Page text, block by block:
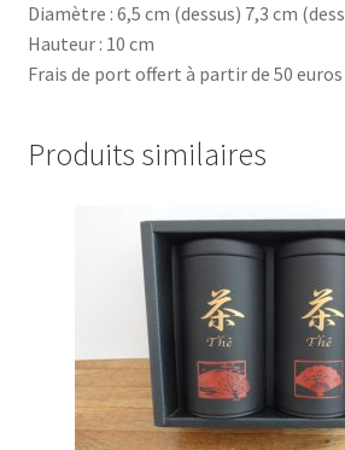
Diamètre : 6,5 cm (dessus) 7,3 cm
Hauteur : 10 cm
Frais de port offert à partir de 50 euros
Produits similaires